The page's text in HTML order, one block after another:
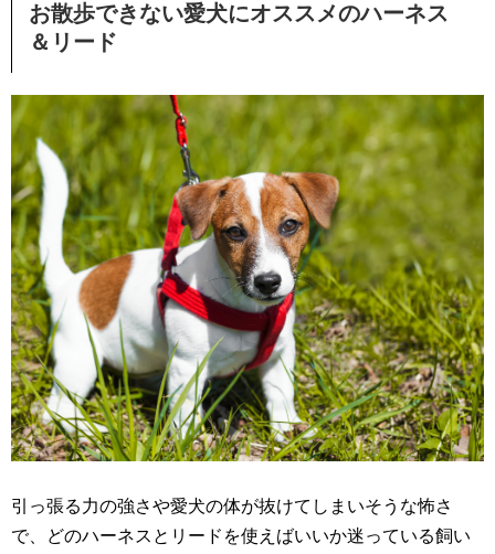
お散歩できない愛犬にオススメのハーネス
＆リード
引っ張る力の強さや愛犬の体が抜けてしまいそうな怖さ
で、どのハーネスとリードを使えばいいか迷っている飼い